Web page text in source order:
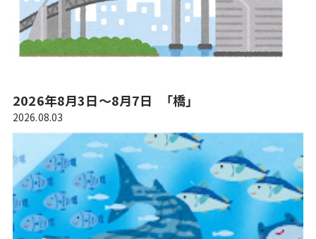
2026年8月3日～8月7日 「橋」
2026.08.03